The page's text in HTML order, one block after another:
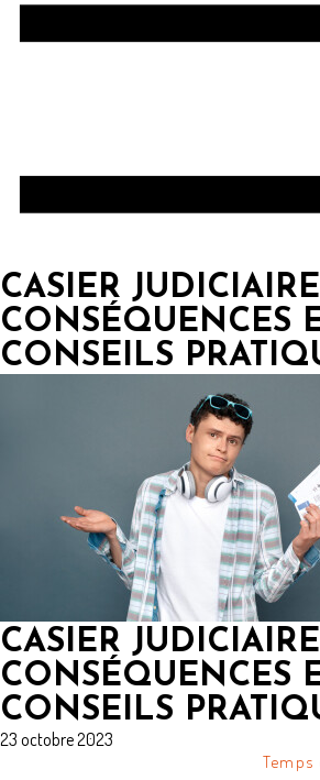
CASIER
CONSÉQUENCES
CONSEILS
CASIER
CONSÉQUENCES
CONSEILS
23 octobre 2023